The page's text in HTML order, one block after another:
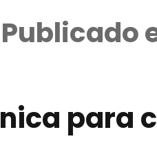
para